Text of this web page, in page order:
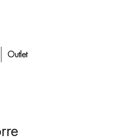
Outlet